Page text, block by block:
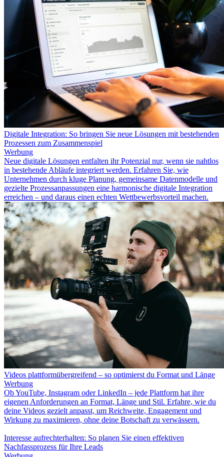
Digitale Integration: So bringen Sie neue Lösungen mit bestehenden
Prozessen zum Zusammenspiel
Werbung
Neue digitale Lösungen entfalten ihr Potenzial nur, wenn sie nahtlos
in bestehende Abläufe integriert werden. Erfahren Sie, wie
Unternehmen durch kluge Planung, gemeinsame Datenmodelle und
gezielte Prozessanpassungen eine harmonische digitale Integration
erreichen – und daraus einen echten Wettbewerbsvorteil machen.
Videos plattformübergreifend – so optimierst du Format und Länge
Werbung
Ob YouTube, Instagram oder LinkedIn – jede Plattform hat ihre
eigenen Anforderungen an Format, Länge und Stil. Erfahre, wie du
deine Videos gezielt anpasst, um Reichweite, Engagement und
Wirkung zu maximieren, ohne deine Botschaft zu verwässern.
Interesse aufrechterhalten: So planen Sie einen effektiven
Nachfassprozess für Ihre Leads